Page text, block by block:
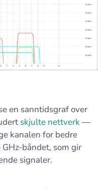
en sanntidsgraf over
skjulte nettverk—
kanalen for bedre
båndet, som gir
signaler.